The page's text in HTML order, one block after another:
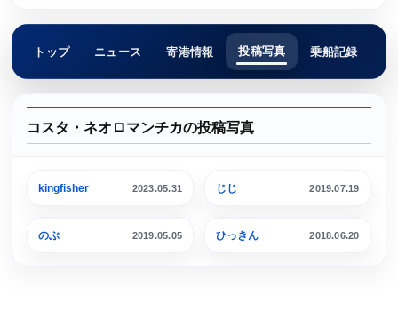
トップ ニュース 寄港情報 投稿写真 乗船記録
コスタ・ネオロマンチカの投稿写真
kingfisher 2023.05.31
横浜港 大さん橋埠頭
じじ 2019.07.19
横浜港 大さん橋埠頭
のぶ 2019.05.05
東京港 晴海埠頭
ひっきん 2018.06.20